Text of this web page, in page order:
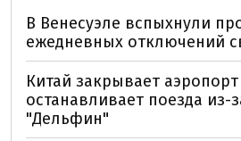
В Венесуэле вспыхнули
ежедневных отключений
Китай закрывает
останавливает поезда из-
"Дельфин"